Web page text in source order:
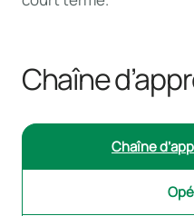
Chaîne
Chaîne